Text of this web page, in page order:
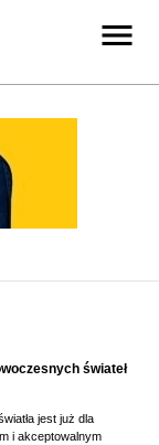
świateł
jest już dla
i akceptowalnym